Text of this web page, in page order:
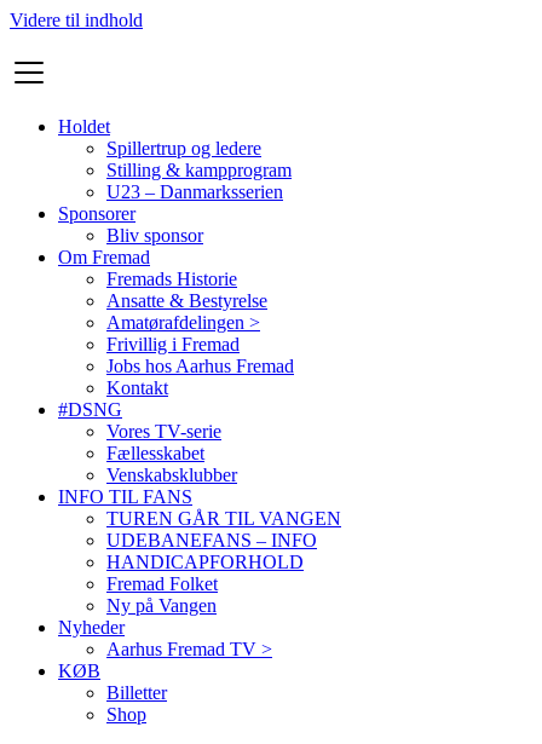
Videre til indhold
Holdet
Spillertrup og ledere
Stilling & kampprogram
U23 – Danmarksserien
Sponsorer
Bliv sponsor
Om Fremad
Fremads Historie
Ansatte & Bestyrelse
Amatørafdelingen >
Frivillig i Fremad
Jobs hos Aarhus Fremad
Kontakt
#DSNG
Vores TV-serie
Fællesskabet
Venskabsklubber
INFO TIL FANS
TUREN GÅR TIL VANGEN
UDEBANEFANS – INFO
HANDICAPFORHOLD
Fremad Folket
Ny på Vangen
Nyheder
Aarhus Fremad TV >
KØB
Billetter
Shop